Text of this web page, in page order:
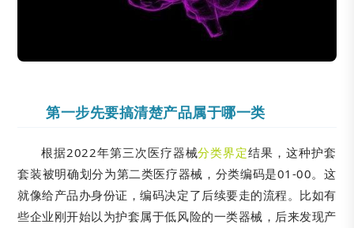
第一步先要搞清楚产品属于哪一类
根据2022年第三次医疗器械分类界定结果，这种护套
套装被明确划分为第二类医疗器械，分类编码是01-00。这
就像给产品办身份证，编码决定了后续要走的流程。比如有
些企业刚开始以为护套属于低风险的一类器械，后来发现产